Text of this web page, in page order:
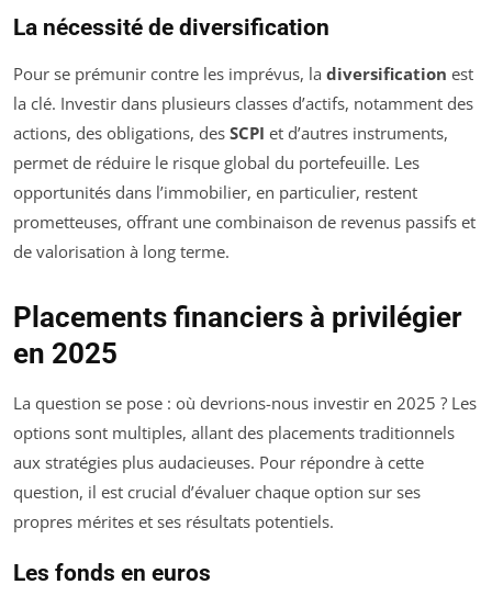
La nécessité de diversification
Pour se prémunir contre les imprévus, la diversification est
la clé. Investir dans plusieurs classes d’actifs, notamment des
actions, des obligations, des SCPI et d’autres instruments,
permet de réduire le risque global du portefeuille. Les
opportunités dans l’immobilier, en particulier, restent
prometteuses, offrant une combinaison de revenus passifs et
de valorisation à long terme.
Placements financiers à privilégier
en 2025
La question se pose : où devrions-nous investir en 2025 ? Les
options sont multiples, allant des placements traditionnels
aux stratégies plus audacieuses. Pour répondre à cette
question, il est crucial d’évaluer chaque option sur ses
propres mérites et ses résultats potentiels.
Les fonds en euros